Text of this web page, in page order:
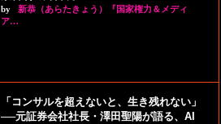
by
新恭（あらたきょう）『国家権力＆メディ
ア…
「コンサルを超えないと、生き残れない」
──元証券会社社長・澤田聖陽が語る、AI